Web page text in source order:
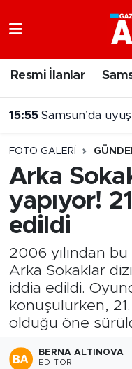
Resmi İlanlar
15:55 Samsun’da uyuşturucu
FOTO GALERI
Arka
yapıyor!
edildi
2006 yılından
Arka Sokaklar
iddia edildi.
konuşulurken,
olduğu öne
BERNA ALTINOVA
EDITÖR
Samsun
Süper Lig Puan
Tüm Manşetler
Son Dakika
Haber Arşivi